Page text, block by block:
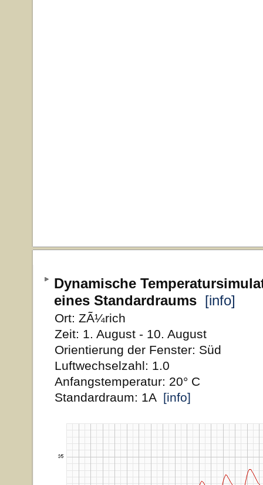
Dynamische
eines Standardraums [info]
Ort: ZÃ¼rich
Zeit: 1. August - 10. August
Orientierung der Fenster: Süd
Luftwechselzahl: 1.0
Anfangstemperatur: 20° C
Standardraum: 1A [info]